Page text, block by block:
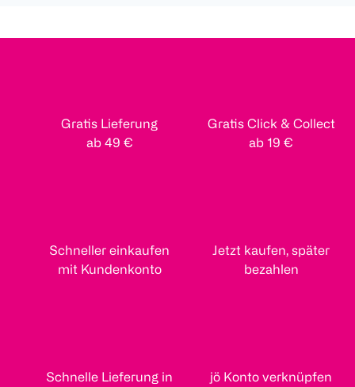
Gratis Lieferung
ab 49 €
Gratis Click & Collect
ab 19 €
Schneller einkaufen
mit Kundenkonto
Jetzt kaufen, später
bezahlen
Schnelle Lieferung in
jö Konto verknüpfen